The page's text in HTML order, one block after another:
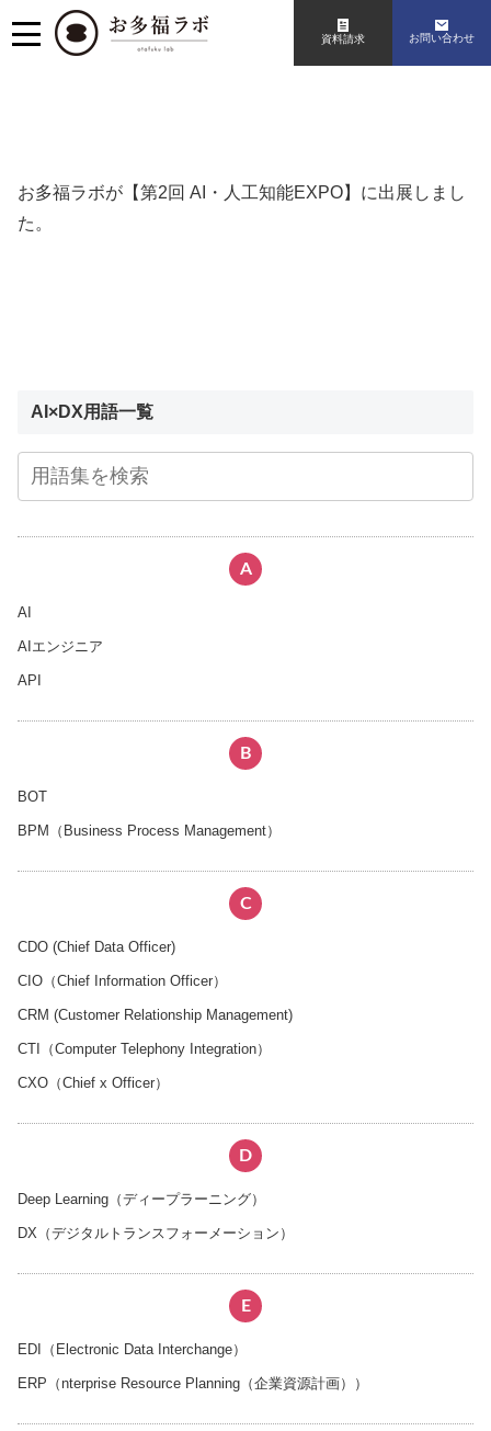
資料請求 お問い合わせ
お多福ラボが 【第2回 AI・人工知能EXPO】 に出展しまし
た。
AI×DX用語一覧
A
AI
AIエンジニア
API
B
BOT
BPM（Business Process Management）
C
CDO (Chief Data Officer)
CIO（Chief Information Officer）
CRM (Customer Relationship Management)
CTI（Computer Telephony Integration）
CXO（Chief x Officer）
D
Deep Learning（ディープラーニング）
DX（デジタルトランスフォーメーション）
E
EDI（Electronic Data Interchange）
ERP（nterprise Resource Planning（企業資源計画））